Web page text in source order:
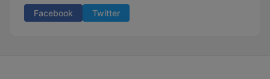
Facebook Twitter